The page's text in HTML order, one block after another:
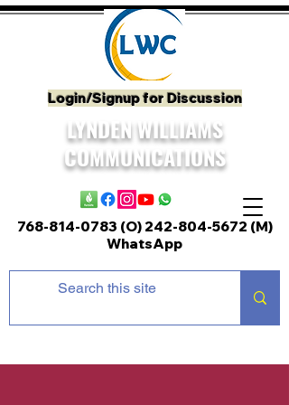
Login/Signup for Discussion
LYNDEN WILLIAMS
COMMUNICATIONS
768-814-0783 (O) 242-804-5672 (M)
WhatsApp